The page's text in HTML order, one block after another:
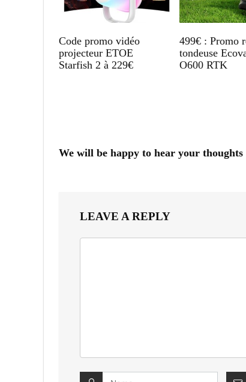
Code promo vidéo
projecteur ETOE
Starfish 2 à 229€
499€ : Promo
tondeuse
O600 RTK
We will be happy to hear your thoughts
LEAVE A REPLY